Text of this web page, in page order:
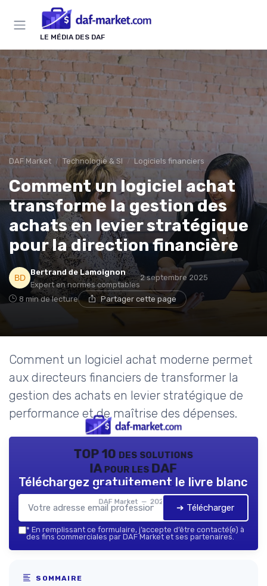
LE MÉDIA DES DAF
DAF Market Technologie & SI Logiciels financiers
Comment un logiciel achat
transforme la gestion des
achats en levier stratégique
pour la direction financière
Bertrand de Lamoignon
Expert en normes comptables
2 septembre 2025
8 min de lecture Partager cette page
Comment un logiciel achat moderne permet
aux directeurs financiers de transformer la
gestion des achats en levier stratégique de
performance et de maîtrise des dépenses.
TOP 10 des solutions
IA pour les DAF
DAF Market — 2026
Téléchargez gratuitement le livre blanc
➔ Télécharger
* En remplissant ce formulaire, j’accepte d’être contacté(e) à
des fins commerciales par DAF Market et ses partenaires.
SOMMAIRE
Panneau de gestion des cookies